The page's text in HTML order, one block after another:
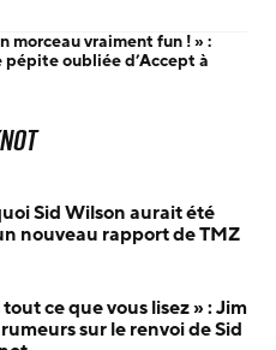
morceau vraiment fun ! » :
pépite oubliée d’Accept à
Sid Wilson aurait été
nouveau rapport de TMZ
ce que vous lisez » : Jim
sur le renvoi de Sid